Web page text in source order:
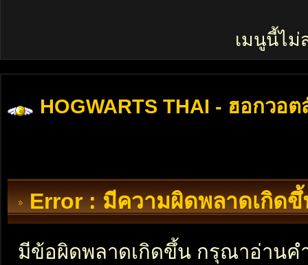
เมนูนี้ไม่
HOGWARTS THAI - ฮอกวอต
Error : มีความผิดพลาดเกิดขึ้
มีข้อผิดพลาดเกิดขึ้น กรุณาอ่านค